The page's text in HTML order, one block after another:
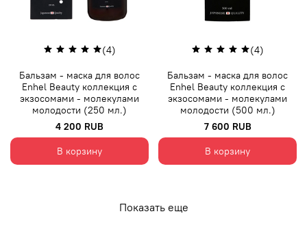
(4)
Бальзам - маска для волос
Enhel Beauty коллекция с
экзосомами - молекулами
молодости (250 мл.)
4 200 RUB
В корзину
(4)
Бальзам - маска для волос
Enhel Beauty коллекция с
экзосомами - молекулами
молодости (500 мл.)
7 600 RUB
В корзину
Показать еще